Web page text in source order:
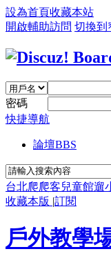
設為首頁收藏本站
開啟輔助訪問 切換到
密碼
快捷導航
論壇BBS
台北爬爬客兒童館遛
收藏本版 |訂閱
戶外教學